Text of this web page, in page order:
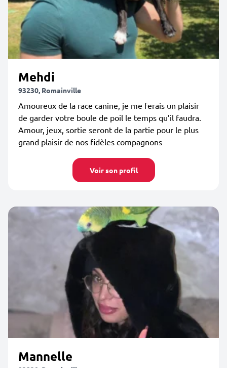
Mehdi
93230, Romainville
Amoureux de la race canine, je me ferais un plaisir
de garder votre boule de poil le temps qu’il faudra.
Amour, jeux, sortie seront de la partie pour le plus
grand plaisir de nos fidèles compagnons
Voir son profil
Mannelle